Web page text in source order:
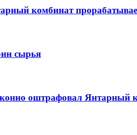
комбинат
сырья
оштрафовал Янтарный